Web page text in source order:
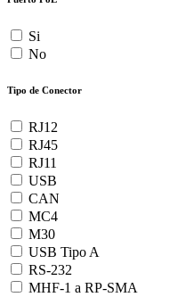
Si
No
Tipo de Conector
RJ12
RJ45
RJ11
USB
CAN
MC4
M30
USB Tipo A
RS-232
MHF-1 a RP-SMA